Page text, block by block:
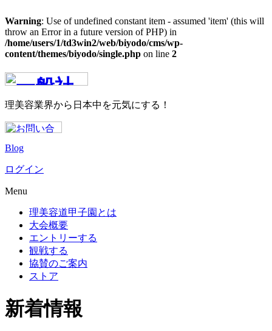
Warning: Use of undefined constant item - assumed 'item' (this will
throw an Error in a future version of PHP) in
/home/users/1/td3win2/web/biyodo/cms/wp-
content/themes/biyodo/single.php on line 2
理美容業界から日本中を元気にする！
Blog
ログイン
Menu
理美容道甲子園とは
大会概要
エントリーする
観戦する
協賛のご案内
ストア
新着情報